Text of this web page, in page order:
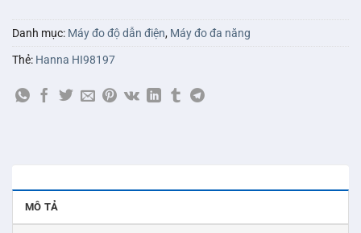
Danh mục: Máy đo độ dẫn điện, Máy đo đa năng
Thẻ: Hanna HI98197
MÔ TẢ